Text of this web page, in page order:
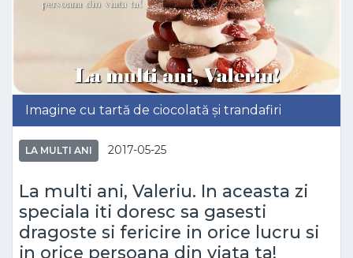
Imagine cu tartă de ciocolată și trandafiri
LA MULTI ANI 2017-05-25
La multi ani, Valeriu. In aceasta zi
speciala iti doresc sa gasesti
dragoste si fericire in orice lucru si
in orice persoana din viata ta!